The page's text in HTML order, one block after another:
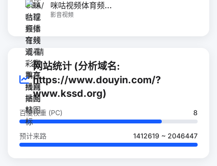
咪咕视频体育频...
影音视频
网站统计 (分析域名:
https://www.douyin.com/?
www.kssd.org)
百度权重 (PC) 8
预计来路 1412619 ~ 2046447